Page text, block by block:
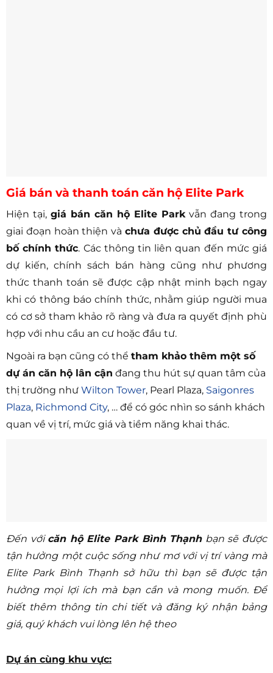
Giá bán và thanh toán căn hộ Elite Park
Hiện tại, giá bán căn hộ Elite Park vẫn đang trong
giai đoạn hoàn thiện và chưa được chủ đầu tư công
bố chính thức. Các thông tin liên quan đến mức giá
dự kiến, chính sách bán hàng cũng như phương
thức thanh toán sẽ được cập nhật minh bạch ngay
khi có thông báo chính thức, nhằm giúp người mua
có cơ sở tham khảo rõ ràng và đưa ra quyết định phù
hợp với nhu cầu an cư hoặc đầu tư.
Ngoài ra bạn cũng có thể tham khảo thêm một số
dự án căn hộ lân cận đang thu hút sự quan tâm của
thị trường như Wilton Tower, Pearl Plaza, Saigonres
Plaza, Richmond City, … để có góc nhìn so sánh khách
quan về vị trí, mức giá và tiềm năng khai thác.
Đến với căn hộ Elite Park Bình Thạnhbạn sẽ được
tận hưởng một cuộc sống như mơ với vị trí vàng mà
Elite Park Bình Thạnh sở hữu thì bạn sẽ được tận
hưởng mọi lợi ích mà bạn cần và mong muốn. Để
biết thêm thông tin chi tiết và đăng ký nhận bảng
giá, quý khách vui lòng lên hệ theo
Dự án cùng khu vực: